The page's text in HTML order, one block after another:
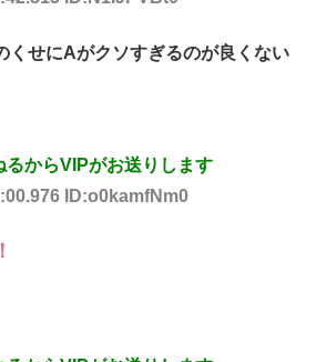
くせにAがクソすぎるのが良くない
るからVIPがお送りします
ID:o0kamfNm0